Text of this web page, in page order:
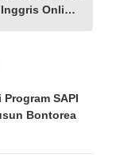
Online
SAPI
Bontorea